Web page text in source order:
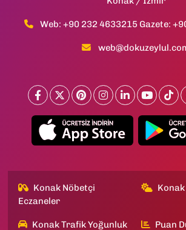
Web: +90 232 4633215 Gazete:
Konak Nöbetçi
Eczaneler
Konak Trafik Yoğunluk Puan